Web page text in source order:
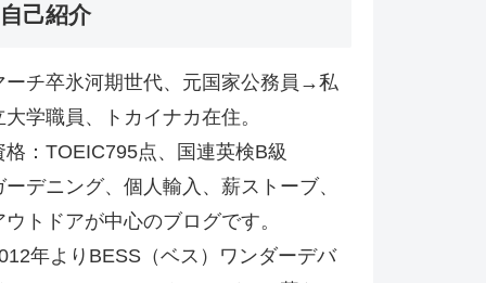
自己紹介
ーチ卒氷河期世代、元国家公務員→私
大学職員、トカイナカ在住。
格：TOEIC795点、国連英検B級
ーデニング、個人輸入、薪ストーブ、
ウトドアが中心のブログです。
年よりBESS（ベス）ワンダーデバ